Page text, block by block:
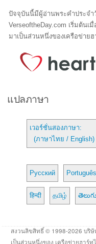
ปัจจุบันนี้มีผู้อ่านพระคำประจำ
VerseoftheDay.com เริ่มต้น
มาเป็นส่วนหนึ่งของเครือข่ายฮ
แปลภาษา
เวอร์ชั่นสองภาษา:
(ภาษาไทย / English)
Русский Português
हिन्दी தமிழ் తెలుగు
สงวนลิขสิทธิ์ © 1998-2026 บริษั
เป็นส่วนหนึ่งของ เครือข่ายฮาร์ท